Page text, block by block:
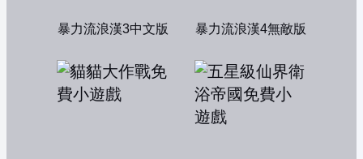
暴力流浪漢3中文版 暴力流浪漢4無敵版